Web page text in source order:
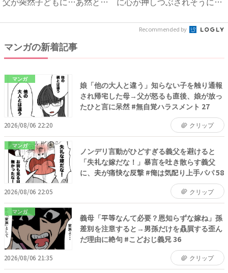
Recommended by
マンガの新着記事
マンガ
娘「他の大人と違う」知らない子を触り通報
され帰宅した母→父が怒るも直後、娘が放っ
たひと言に呆然 #無自覚ハラスメント 27
2026/08/06 22:20 クリップ
マンガ
ノンデリ言動がひどすぎる義父を避けると
「失礼な嫁だな！」暴言を吐き散らす義父
に、夫が痛快な反撃 #俺は気配り上手パパ 58
2026/08/06 22:05 クリップ
マンガ
義母「平等なんて必要？恩知らずな嫁ね」孫
差別を注意すると→男孫だけを贔屓する歪ん
だ理由に絶句 #こどおじ義兄 36
2026/08/06 21:35 クリップ